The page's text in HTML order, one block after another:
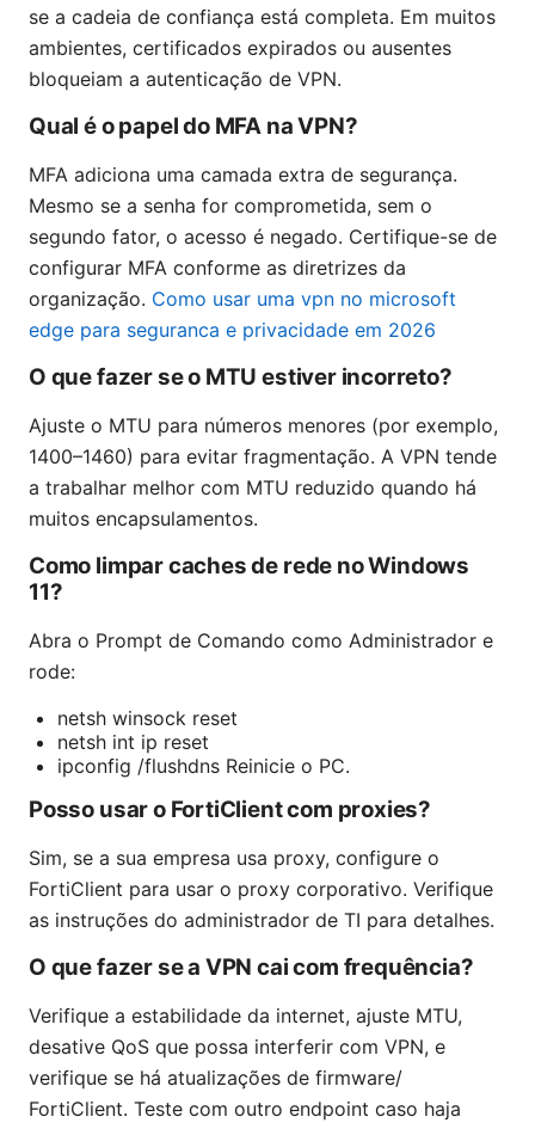
se a cadeia de confiança está completa. Em muitos
ambientes, certificados expirados ou ausentes
bloqueiam a autenticação de VPN.
Qual é o papel do MFA na VPN?
MFA adiciona uma camada extra de segurança.
Mesmo se a senha for comprometida, sem o
segundo fator, o acesso é negado. Certifique-se de
configurar MFA conforme as diretrizes da
organização. Como usar uma vpn no microsoft
edge para seguranca e privacidade em 2026
O que fazer se o MTU estiver incorreto?
Ajuste o MTU para números menores (por exemplo,
1400–1460) para evitar fragmentação. A VPN tende
a trabalhar melhor com MTU reduzido quando há
muitos encapsulamentos.
Como limpar caches de rede no Windows
11?
Abra o Prompt de Comando como Administrador e
rode:
netsh winsock reset
netsh int ip reset
ipconfig /flushdns Reinicie o PC.
Posso usar o FortiClient com proxies?
Sim, se a sua empresa usa proxy, configure o
FortiClient para usar o proxy corporativo. Verifique
as instruções do administrador de TI para detalhes.
O que fazer se a VPN cai com frequência?
Verifique a estabilidade da internet, ajuste MTU,
desative QoS que possa interferir com VPN, e
verifique se há atualizações de firmware/
FortiClient. Teste com outro endpoint caso haja